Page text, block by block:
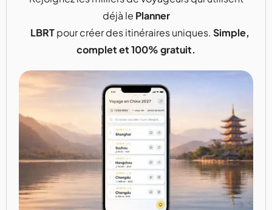
déjà le Planner
LBRTpour créer des itinéraires uniques. Simple,
complet et 100% gratuit.